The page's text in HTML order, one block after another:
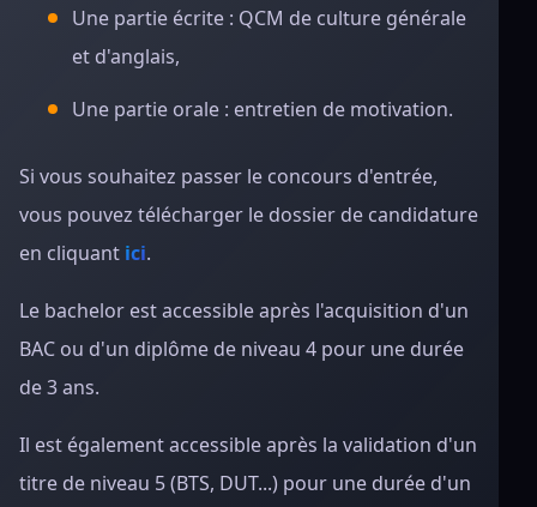
Une partie écrite : QCM de culture générale
et d'anglais,
Une partie orale : entretien de motivation.
Si vous souhaitez passer le concours d'entrée,
vous pouvez télécharger le dossier de candidature
en cliquant ici.
Le bachelor est accessible après l'acquisition d'un
BAC ou d'un diplôme de niveau 4 pour une durée
de 3 ans.
Il est également accessible après la validation d'un
titre de niveau 5 (BTS, DUT...) pour une durée d'un